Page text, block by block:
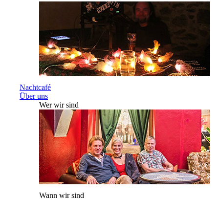
Nachtcafé
Über uns
Wer wir sind
Wann wir sind